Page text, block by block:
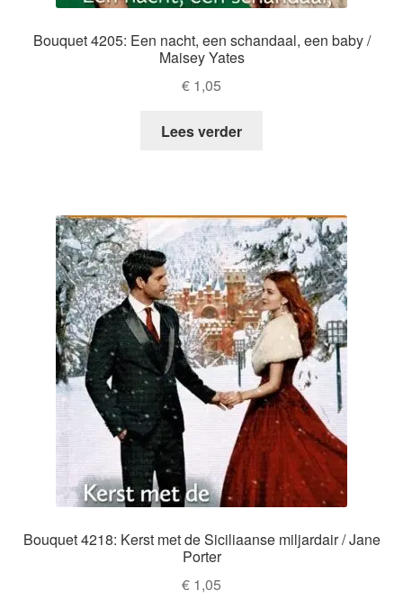
Bouquet 4205: Een nacht, een schandaal, een baby /
Maisey Yates
€ 1,05
Lees verder
Bouquet 4218: Kerst met de Siciliaanse miljardair / Jane
Porter
€ 1,05